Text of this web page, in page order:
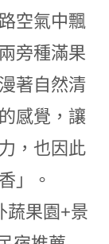
空氣中飄
旁種滿果
著自然清
感覺，讓
，也因此
」。